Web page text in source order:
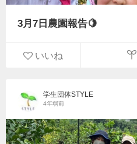
3月7日農園報告🍋
いいね
学生団体STYLE
4年弱前